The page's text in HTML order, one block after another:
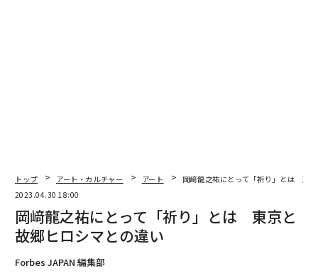
そのとき、自身がその「祈りの空気」を大切に持ち続け
ていることに気づき、“祈り”が作品のテーマになった。
そして「祈りとは何か」を根源的なところまで突きつめ
たどり着いたのが、「作品の制作行為そのものが“祈
り”である」という考え方だった。
トップ アート・カルチャー アート
岡﨑龍之祐にとって「祈り」とは 東
2023.04.30 18:00
岡﨑龍之祐にとって「祈り」とは 東京と
故郷ヒロシマとの違い
Forbes JAPAN 編集部